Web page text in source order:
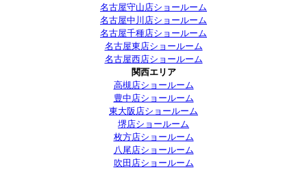
名古屋守山店ショールーム
名古屋中川店ショールーム
名古屋千種店ショールーム
名古屋東店ショールーム
名古屋西店ショールーム
関西エリア
高槻店ショールーム
豊中店ショールーム
東大阪店ショールーム
堺店ショールーム
枚方店ショールーム
八尾店ショールーム
吹田店ショールーム